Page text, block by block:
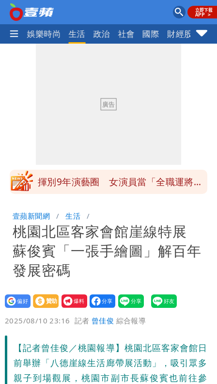
熱門 娛樂時尚 生活 政治 社會 國際 財經股市
回1句笑翻10萬人
白海豚不放假「跟巴威差別在這裡」 蔣
揮別9年演藝圈 女演員當「全職運將」
炸開扁
白海豚發威！內褲掛陽台被吹走 議員神
回1句笑翻10萬人
白海豚不放假「跟巴威差別在這裡」 蔣
萬安：這很清楚標準一致
壹蘋新聞網 生活
桃園北區客家會館崖線特展
蘇俊賓「一張手繪圖」解百年
發展密碼
設為
贊助
我要
爆料
2025/08/10 23:16 記者 曾佳俊 綜合報導
【記者曾佳俊／桃園報導】桃園北區客家會館日
前舉辦「八德崖線生活廊帶展活動」，吸引眾多
親子到場觀展，桃園市副市長蘇俊賓也前往參